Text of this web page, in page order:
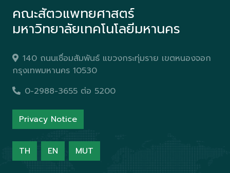
คณะสัตวแพทยศาสตร์
มหาวิทยาลัยเทคโนโลยีมหานคร
140 ถนนเชื่อมสัมพันธ์ แขวงกระทุ่มราย เขตหนองจอก
กรุงเทพมหานคร 10530
0-2988-3655 ต่อ 5200
Privacy Notice
TH EN MUT